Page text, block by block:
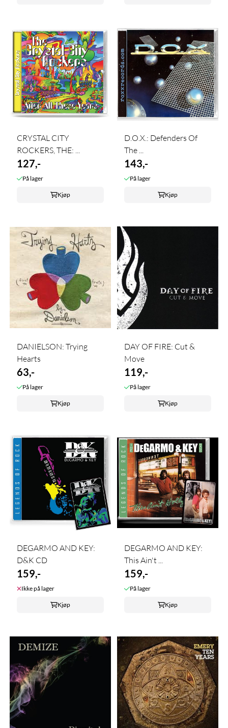
CRYSTAL CITY
ROCKERS, THE: ...
127,-
På lager
Kjøp
D.O.X.: Defenders Of
The ...
143,-
På lager
Kjøp
DANIELSON: Trying
Hearts
63,-
På lager
Kjøp
DAY OF FIRE: Cut &
Move
119,-
På lager
Kjøp
DEGARMO AND KEY:
D&K CD
159,-
Ikke på lager
Kjøp
DEGARMO AND KEY:
This Ain't ...
159,-
På lager
Kjøp